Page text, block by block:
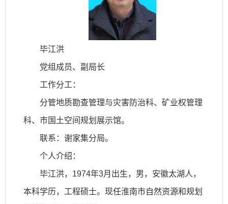
毕江洪
党组成员、副局长
工作分工：
分管地质勘查管理与灾害防治科、矿业权管理
科、市国土空间规划展示馆。
联系：谢家集分局。
个人介绍：
毕江洪，1974年3月出生，男，安徽太湖人，
本科学历，工程硕士。现任淮南市自然资源和规划